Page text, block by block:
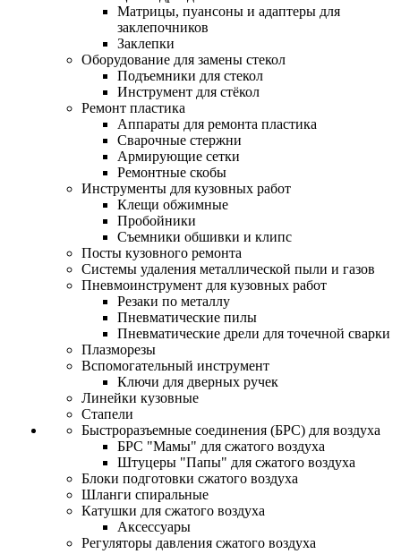
Матрицы, пуансоны и адаптеры для
заклепочников
Заклепки
Оборудование для замены стекол
Подъемники для стекол
Инструмент для стёкол
Ремонт пластика
Аппараты для ремонта пластика
Сварочные стержни
Армирующие сетки
Ремонтные скобы
Инструменты для кузовных работ
Клещи обжимные
Пробойники
Съемники обшивки и клипс
Посты кузовного ремонта
Системы удаления металлической пыли и газов
Пневмоинструмент для кузовных работ
Резаки по металлу
Пневматические пилы
Пневматические дрели для точечной сварки
Плазморезы
Вспомогательный инструмент
Ключи для дверных ручек
Линейки кузовные
Стапели
Быстроразъемные соединения (БРС) для воздуха
БРС "Мамы" для сжатого воздуха
Штуцеры "Папы" для сжатого воздуха
Блоки подготовки сжатого воздуха
Шланги спиральные
Катушки для сжатого воздуха
Аксессуары
Регуляторы давления сжатого воздуха